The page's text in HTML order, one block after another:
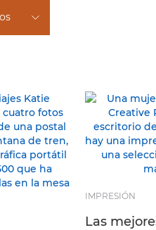
IMPRESIÓN
Las